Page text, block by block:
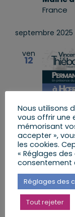
France
septembre 2025
ven
12
12
00 min
Mairie
Nous utilisons
vous offrir une
mémorisant
accepter »,
les cookies.
« Réglages
consentement
Réglages des
Tout rejeter